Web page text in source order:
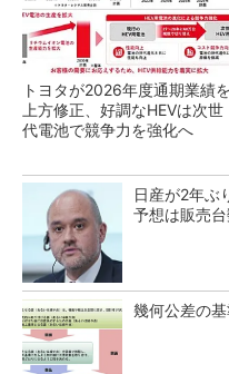
トヨタが2026年度通期業績を
上方修正、好調なHEVは次世
代電池で競争力を強化へ
日産が2年ぶ
予想は販売
幾何公差の